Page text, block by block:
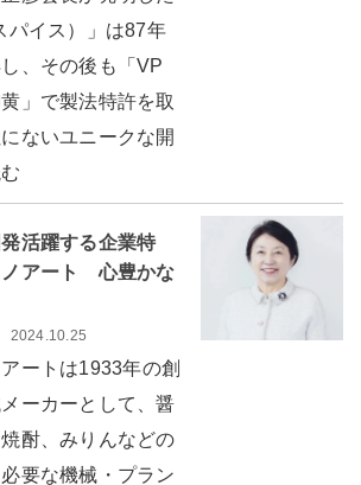
パイス）」は87年
、その後も「VP
」で製法特許を取
ないユニークな開
活躍する企業特
ノアート 心豊かな
2024.10.25
ートは1933年の創
ーカーとして、醤
酎、みりんなどの
要な機械・プラン